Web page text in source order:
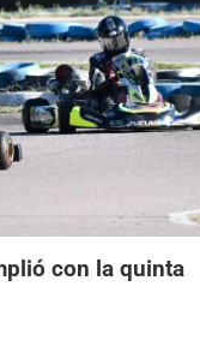
con la quinta